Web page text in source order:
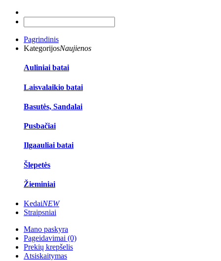
Pagrindinis
KategorijosNaujienos
Auliniai batai
Laisvalaikio batai
Basutės, Sandalai
Pusbačiai
Ilgaauliai batai
Šlepetės
Žieminiai
KedaiNEW
Straipsniai
Mano paskyra
Pageidavimai (0)
Prekių krepšelis
Atsiskaitymas